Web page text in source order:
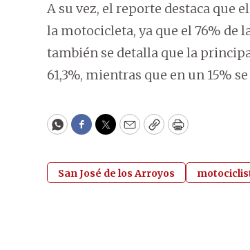
A su vez, el reporte destaca que
la motocicleta, ya que el 76% de
también se detalla que la
61,3%, mientras que en un 15%
WhatsApp
Facebook
Twitter
EmailCopyPrint
San José de los Arroyos